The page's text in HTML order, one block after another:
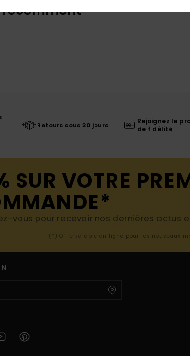
Retours sous 30 jours
Rejoignez le
de fidélité
SUR VOTRE
vous pour recevoir nos dernières actus
(*) Offre valable en ligne pour les nouveaux